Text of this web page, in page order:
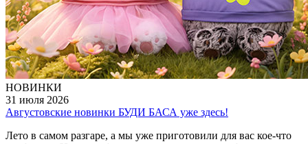
НОВИНКИ
31 июля 2026
Августовские новинки БУДИ БАСА уже здесь!
Лето в самом разгаре, а мы уже приготовили для вас кое-что